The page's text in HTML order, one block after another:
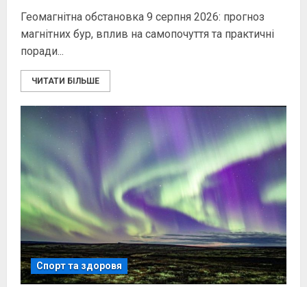
Геомагнітна обстановка 9 серпня 2026: прогноз
магнітних бур, вплив на самопочуття та практичні
поради...
ЧИТАТИ БІЛЬШЕ
Спорт та здоровя